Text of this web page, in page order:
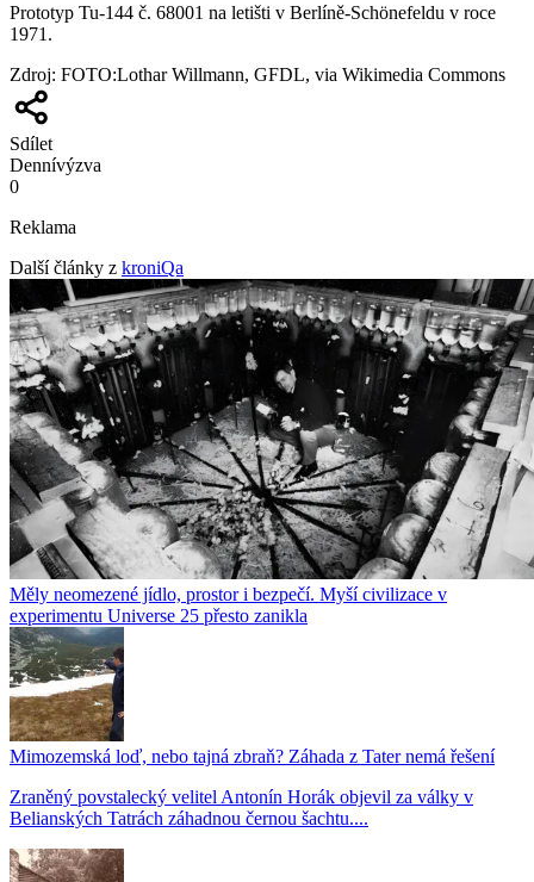
Prototyp Tu-144 č. 68001 na letišti v Berlíně-Schönefeldu v roce
1971.
Zdroj: FOTO:Lothar Willmann, GFDL, via Wikimedia Commons
Sdílet
Dennívýzva
0
Reklama
Další články z kroniQa
Měly neomezené jídlo, prostor i bezpečí. Myší civilizace v
experimentu Universe 25 přesto zanikla
Mimozemská loď, nebo tajná zbraň? Záhada z Tater nemá řešení
Zraněný povstalecký velitel Antonín Horák objevil za války v
Belianských Tatrách záhadnou černou šachtu....